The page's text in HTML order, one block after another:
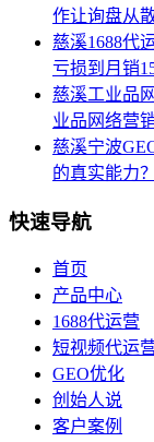
作让询盘从
慈溪1688代
亏损到月销
慈溪工业品
业品网络营
慈溪宁波
的真实能力
快速导航
首页
产品中心
1688代运营
短视频代运
GEO优化
创始人说
客户案例